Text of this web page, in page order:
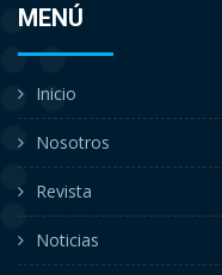
MENÚ
Inicio
Nosotros
Revista
Noticias